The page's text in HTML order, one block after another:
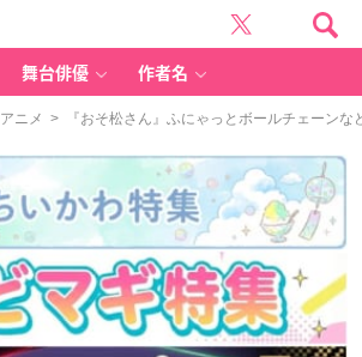
舞台俳優 作者名
アニメ > 『おそ松さん』ふにゃっとボールチェーンな